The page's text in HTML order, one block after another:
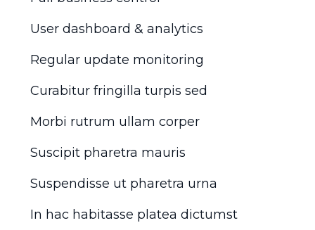
User dashboard & analytics
Regular update monitoring
Curabitur fringilla turpis sed
Morbi rutrum ullam corper
Suscipit pharetra mauris
Suspendisse ut pharetra urna
In hac habitasse platea dictumst